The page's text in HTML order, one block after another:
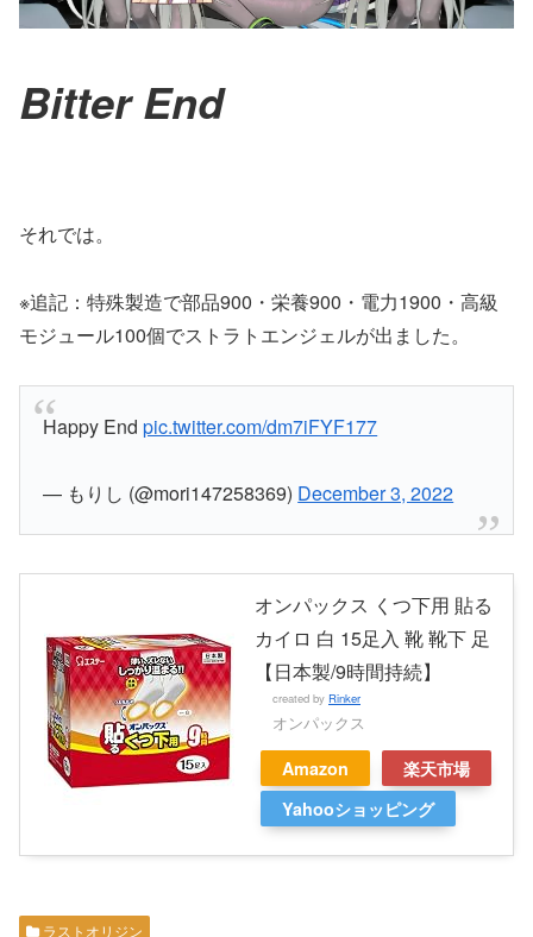
Bitter End
それでは。
※追記：特殊製造で部品900・栄養900・電力1900・高級
モジュール100個でストラトエンジェルが出ました。
Happy Endpic.twitter.com/dm7iFYF177
— もりし (@mori147258369) December 3, 2022
オンパックス くつ下用 貼る
カイロ 白 15足入 靴 靴下 足
【日本製/9時間持続】
created by Rinker
オンパックス
Amazon
楽天市場
Yahooショッピング
ラストオリジン